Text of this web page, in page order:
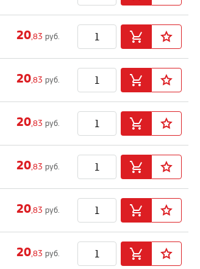
20,83 руб.
20,83 руб.
20,83 руб.
20,83 руб.
20,83 руб.
20,83 руб.